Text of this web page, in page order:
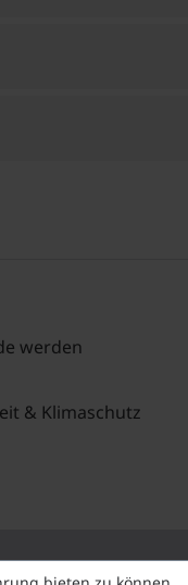
werden
& Klimaschutz